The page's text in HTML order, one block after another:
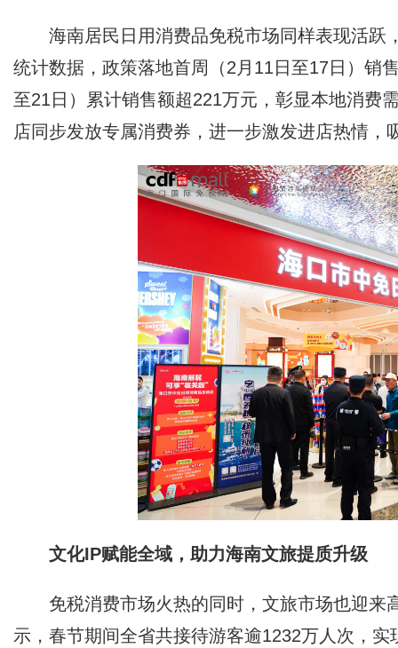
海南居民日用消费品免税市场同样表现活跃
统计数据，政策落地首周（2月11日至17日）销
至21日）累计销售额超221万元，彰显本地消费
店同步发放专属消费券，进一步激发进店热情，
文化IP赋能全域，助力海南文旅提质升级
免税消费市场火热的同时，文旅市场也迎
示，春节期间全省共接待游客逾1232万人次，